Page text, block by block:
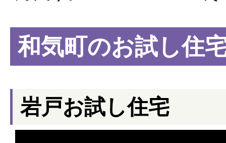
和気町のお試し住
岩戸お試し住宅